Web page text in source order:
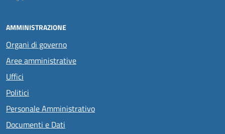
AMMINISTRAZIONE
Organi di governo
Aree amministrative
Uffici
Politici
Personale Amministrativo
Documenti e Dati